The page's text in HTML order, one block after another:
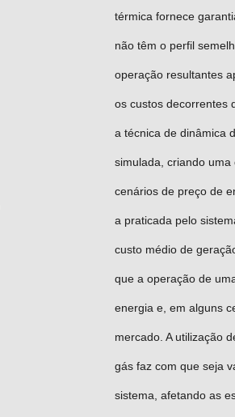
térmica fornece
não têm o perfil
operação resultantes
os custos decorrentes
a técnica de dinâmica
simulada, criando
cenários de preço de
a praticada pelo
custo médio de
que a operação de
energia e, em alguns
mercado. A utilização
gás faz com que seja
sistema, afetando as